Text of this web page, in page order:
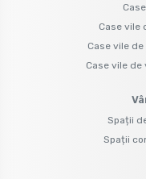
Case vile
Case vile
Case vile de
Spații
Spații